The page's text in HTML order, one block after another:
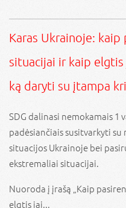
Karas Ukrainoje:
situacijai ir kaip
ką daryti su įtampa
SDG dalinasi nemokamais 1
padėsiančiais susitvarkyti
situacijos Ukrainoje bei
ekstremaliai situacijai.
Nuoroda į įrašą „Kaip
elgtis jai...